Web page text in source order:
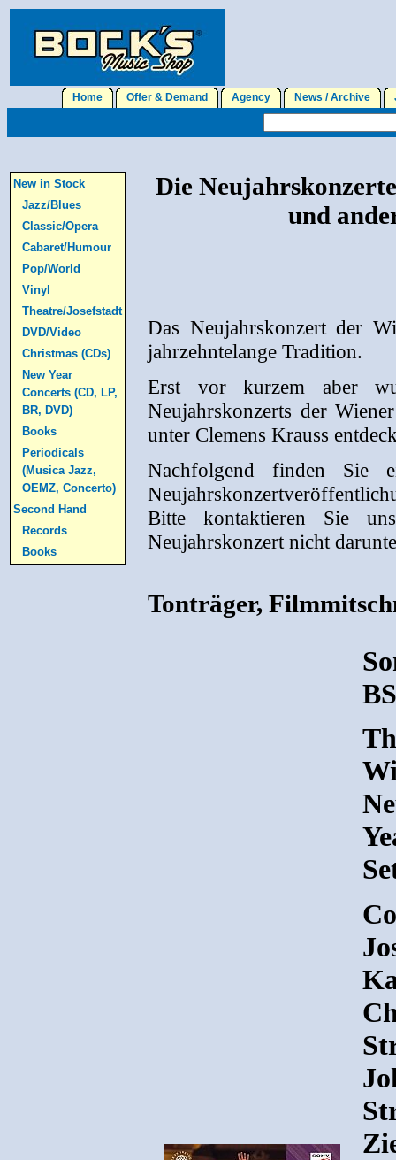
Home Offer & Demand Agency News / Archive
New in Stock
Jazz/Blues
Classic/Opera
Cabaret/Humour
Pop/World
Vinyl
Theatre/Josefstadt
DVD/Video
Christmas (CDs)
New Year
Concerts (CD, LP,
BR, DVD)
Books
Periodicals
(Musica Jazz,
OEMZ, Concerto)
Second Hand
Records
Books
Die
und
Das Neujahrskonzert der
jahrzehntelange Tradition.
Erst vor kurzem aber
Neujahrskonzerts der
unter Clemens Krauss
Nachfolgend finden Sie
Bitte kontaktieren Sie
Neujahrskonzert nicht
Tonträger,